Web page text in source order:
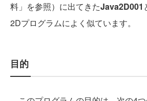
料」を参照）に出てきたJava2D001
2Dプログラムによく似ています。
目的